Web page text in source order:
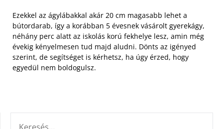
Ezekkel az ágylábakkal akár 20 cm magasabb lehet a
bútordarab, így a korábban 5 évesnek vásárolt gyerekágy,
néhány perc alatt az iskolás korú fekhelye lesz, amin még
évekig kényelmesen tud majd aludni. Dönts az igényed
szerint, de segítséget is kérhetsz, ha úgy érzed, hogy
egyedül nem boldogulsz.